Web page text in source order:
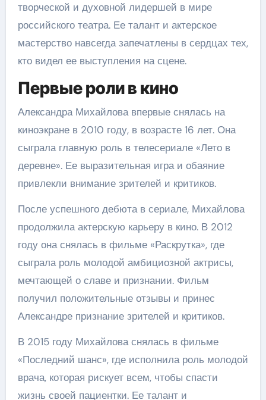
творческой и духовной лидершей в мире
российского театра. Ее талант и актерское
мастерство навсегда запечатлены в сердцах тех,
кто видел ее выступления на сцене.
Первые роли в кино
Александра Михайлова впервые снялась на
киноэкране в 2010 году, в возрасте 16 лет. Она
сыграла главную роль в телесериале «Лето в
деревне». Ее выразительная игра и обаяние
привлекли внимание зрителей и критиков.
После успешного дебюта в сериале, Михайлова
продолжила актерскую карьеру в кино. В 2012
году она снялась в фильме «Раскрутка», где
сыграла роль молодой амбициозной актрисы,
мечтающей о славе и признании. Фильм
получил положительные отзывы и принес
Александре признание зрителей и критиков.
В 2015 году Михайлова снялась в фильме
«Последний шанс», где исполнила роль молодой
врача, которая рискует всем, чтобы спасти
жизнь своей пациентки. Ее талант и